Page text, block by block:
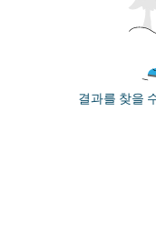
결과를 찾을